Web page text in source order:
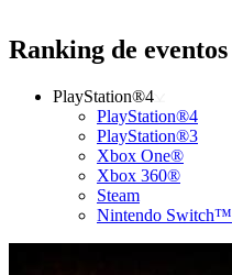
Ranking de eventos
PlayStation®4
PlayStation®4
PlayStation®3
Xbox One®
Xbox 360®
Steam
Nintendo Switch™